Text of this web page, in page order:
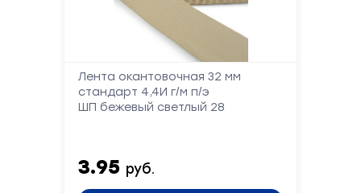
Лента окантовочная 32 мм
стандарт 4,4И г/м п/э
ШП бежевый светлый 28
3.95 руб.
имя
Телефон